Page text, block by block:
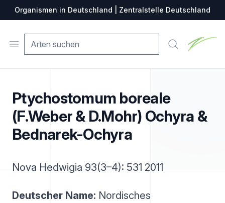
Organismen in Deutschland | Zentralstelle Deutschland
Open menu Suche
Ptychostomum boreale
(F.Weber & D.Mohr) Ochyra &
Bednarek-Ochyra
Nova Hedwigia 93(3–4): 531 2011
Deutscher Name: Nordisches